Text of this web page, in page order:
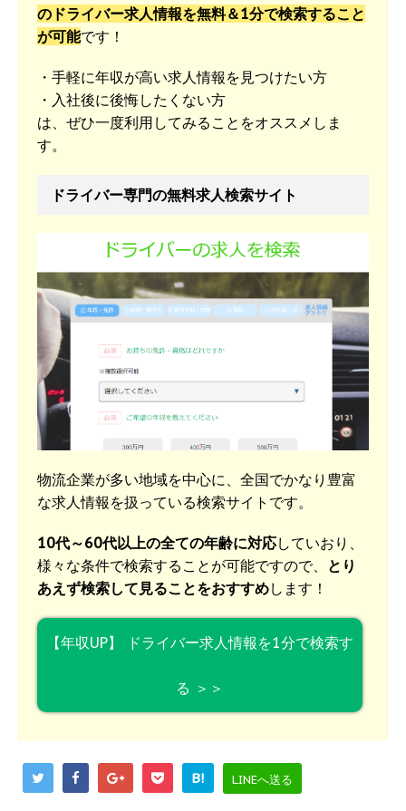
のドライバー求人情報を無料＆1分で検索すること
が可能です！
・手軽に年収が高い求人情報を見つけたい方
・入社後に後悔したくない方
は、ぜひ一度利用してみることをオススメしま
す。
ドライバー専門の無料求人検索サイト
物流企業が多い地域を中心に、全国でかなり豊富
な求人情報を扱っている検索サイトです。
10代～60代以上の全ての年齢に対応していおり、
様々な条件で検索することが可能ですので、 とり
あえず検索して見ることをおすすめします！
【年収UP】 ドライバー求人情報を1分で検索す
る ＞＞
B! LINEへ送る